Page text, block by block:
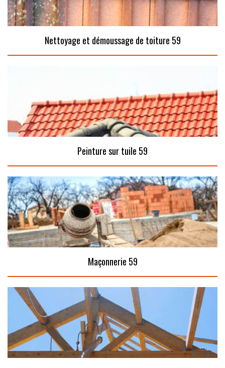
Nettoyage et démoussage de toiture 59
Peinture sur tuile 59
Maçonnerie 59